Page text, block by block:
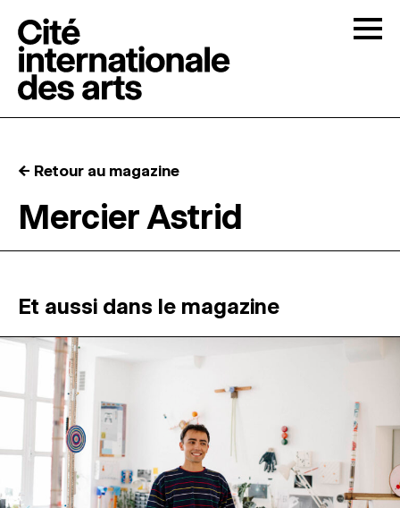
RÉSIDENCES ↓
ATELIERS OUVERTS
PROGRAMMATION
MAGAZINE
ESPACES DE PRATIQUE ARTISTIQUE ↓
← Retour au magazine
Mercier Astrid
Et aussi dans le magazine